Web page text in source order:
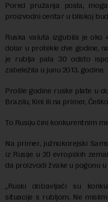
Pored pružanja posla,
proizvodni centar u bliskoj
Ruska valuta izgubila je oko
dolar u protekle dve godine,
je rublja pala 30 odsto
zabeležila u junu 2013. godine.
Prošle godine ruske plate u
Brazilu, Kini ili na primer,
To Rusiju čini konkurentnim
Na primer, južnokorejski
iz Rusije u 20 evropskih
da proizvodi žvake u pogonu
„Ruski dobavljači su
situacije s rubljom. Ne